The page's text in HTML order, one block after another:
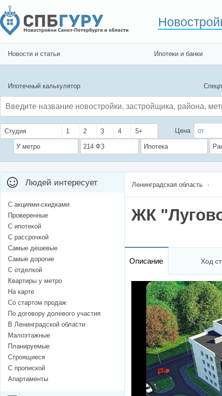
Новости и статьи Ипотеки и банки
Ипотечный калькулятор
Студия 1 2 3 4 5+ Цена
У метро 214 ФЗ Ипотека
Ленинградская область
ЖК
Описание Ход
Людей интересует
С акциями-скидками
Проверенные
С ипотекой
С рассрочкой
Самые дешевые
Самые дорогие
С отделкой
Квартиры у метро
На карте
Со стартом продаж
По договору долевого участия
В Ленинградской области
Малоэтажные
Планируемые
Строящиеся
С пропиской
Апартаменты